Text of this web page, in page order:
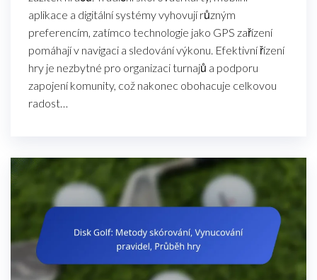
aplikace a digitální systémy vyhovují různým
preferencím, zatímco technologie jako GPS zařízení
pomáhají v navigaci a sledování výkonu. Efektivní řízení
hry je nezbytné pro organizaci turnajů a podporu
zapojení komunity, což nakonec obohacuje celkovou
radost…